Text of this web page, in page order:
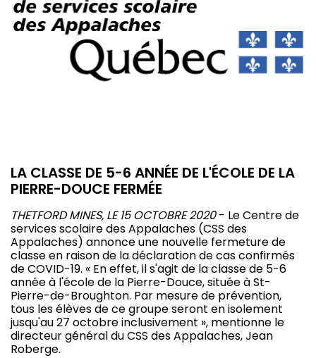
LA CLASSE DE 5-6 ANNÉE DE L'ÉCOLE DE LA
PIERRE-DOUCE FERMÉE
THETFORD MINES, LE 15 OCTOBRE 2020- Le Centre de
services scolaire des Appalaches (CSS des
Appalaches) annonce une nouvelle fermeture de
classe en raison de la déclaration de cas confirmés
de COVID-19. « En effet, il s'agit de la classe de 5-6
année à l'école de la Pierre-Douce, située à St-
Pierre-de-Broughton. Par mesure de prévention,
tous les élèves de ce groupe seront en isolement
jusqu'au 27 octobre inclusivement », mentionne le
directeur général du CSS des Appalaches, Jean
Roberge.